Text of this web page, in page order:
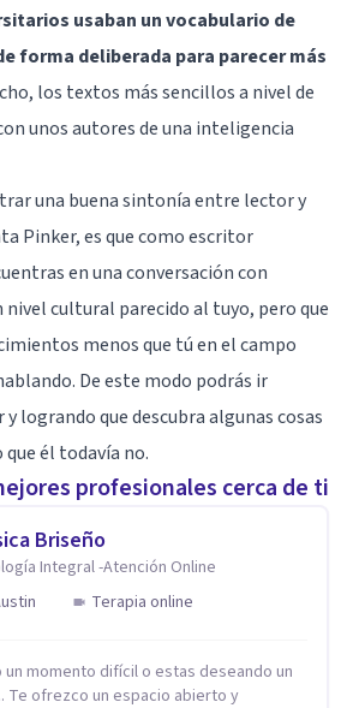
usaban un vocabulario de
forma deliberada para parecer más
los textos más sencillos a nivel de
unos autores de una inteligencia
una buena sintonía entre lector y
Pinker, es que como escritor
en una conversación con
nivel cultural parecido al tuyo, pero que
menos que tú en el campo
De este modo podrás ir
logrando que descubra algunas cosas
que él todavía no.
profesionales cerca de ti
Briseño
Integral -Atención Online
Terapia online
un momento difícil o estas deseando un
Te ofrezco un espacio abierto y